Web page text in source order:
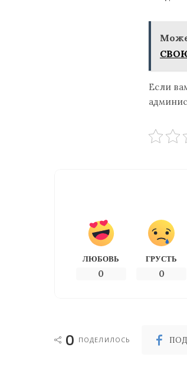
Если
ЛЮБОВЬ
0
ГРУСТЬ
0
0 ПОДЕЛИЛОСЬ